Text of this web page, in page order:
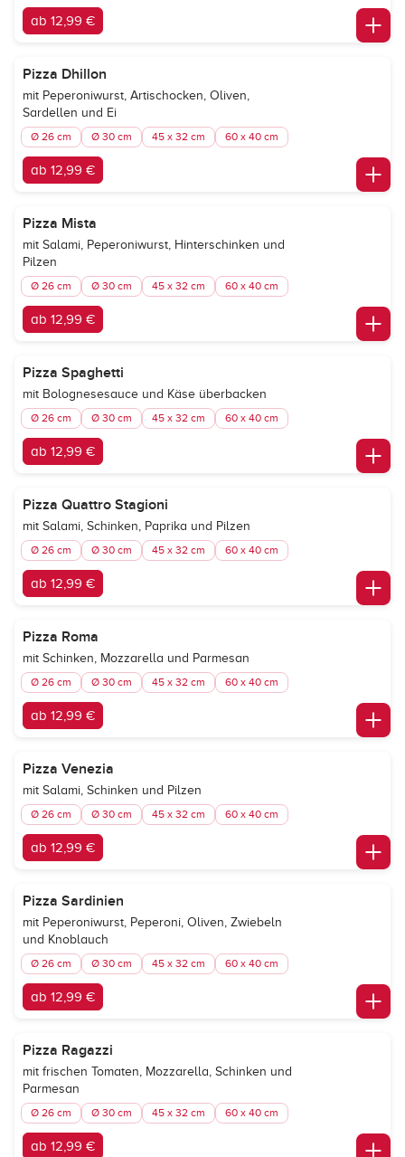
ab 12,99 €
Pizza Dhillon
mit Peperoniwurst, Artischocken, Oliven,
Sardellen und Ei
Ø 26 cm Ø 30 cm 45 x 32 cm 60 x 40 cm
ab 12,99 €
Pizza Mista
mit Salami, Peperoniwurst, Hinterschinken und
Pilzen
Ø 26 cm Ø 30 cm 45 x 32 cm 60 x 40 cm
ab 12,99 €
Pizza Spaghetti
mit Bolognesesauce und Käse überbacken
Ø 26 cm Ø 30 cm 45 x 32 cm 60 x 40 cm
ab 12,99 €
Pizza Quattro Stagioni
mit Salami, Schinken, Paprika und Pilzen
Ø 26 cm Ø 30 cm 45 x 32 cm 60 x 40 cm
ab 12,99 €
Pizza Roma
mit Schinken, Mozzarella und Parmesan
Ø 26 cm Ø 30 cm 45 x 32 cm 60 x 40 cm
ab 12,99 €
Pizza Venezia
mit Salami, Schinken und Pilzen
Ø 26 cm Ø 30 cm 45 x 32 cm 60 x 40 cm
ab 12,99 €
Pizza Sardinien
mit Peperoniwurst, Peperoni, Oliven, Zwiebeln
und Knoblauch
Ø 26 cm Ø 30 cm 45 x 32 cm 60 x 40 cm
ab 12,99 €
Pizza Ragazzi
mit frischen Tomaten, Mozzarella, Schinken und
Parmesan
Ø 26 cm Ø 30 cm 45 x 32 cm 60 x 40 cm
ab 12,99 €